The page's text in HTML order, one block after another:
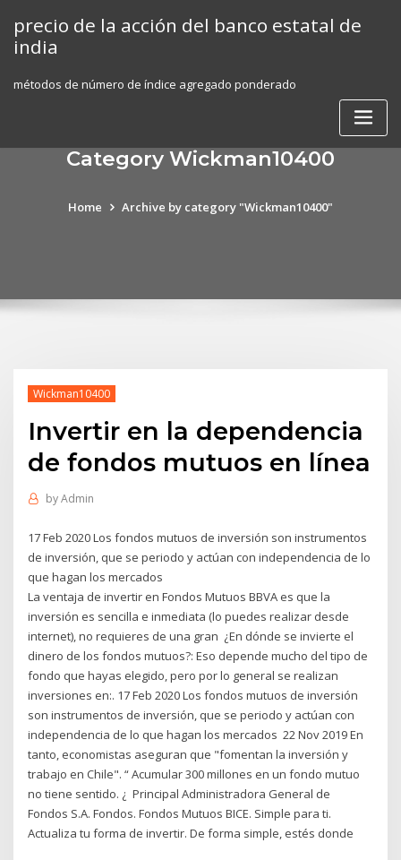
content
precio de la acción del banco estatal de
india
métodos de número de índice agregado ponderado
Category Wickman10400
Home Archive by category "Wickman10400"
Wickman10400
Invertir en la dependencia
de fondos mutuos en línea
byAdmin
17 Feb 2020 Los fondos mutuos de inversión son instrumentos
de inversión, que se periodo y actúan con independencia de lo
que hagan los mercados
La ventaja de invertir en Fondos Mutuos BBVA es que la
inversión es sencilla e inmediata (lo puedes realizar desde
internet), no requieres de una gran ¿En dónde se invierte el
dinero de los fondos mutuos?: Eso depende mucho del tipo de
fondo que hayas elegido, pero por lo general se realizan
inversiones en:. 17 Feb 2020 Los fondos mutuos de inversión
son instrumentos de inversión, que se periodo y actúan con
independencia de lo que hagan los mercados 22 Nov 2019 En
tanto, economistas aseguran que "fomentan la inversión y
trabajo en Chile". “ Acumular 300 millones en un fondo mutuo
no tiene sentido. ¿ Principal Administradora General de
Fondos S.A. Fondos. Fondos Mutuos BICE. Simple para ti.
Actualiza tu forma de invertir. De forma simple, estés donde